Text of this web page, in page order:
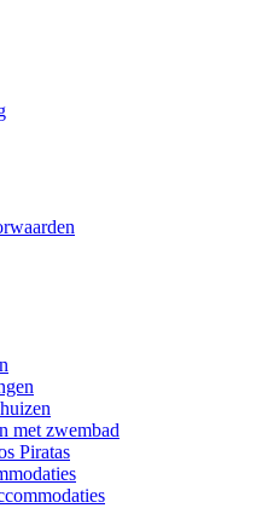
met zwembad
Piratas